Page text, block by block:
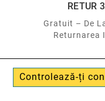
RETUR
Gratuit – De
Returnarea
Controlează-ți